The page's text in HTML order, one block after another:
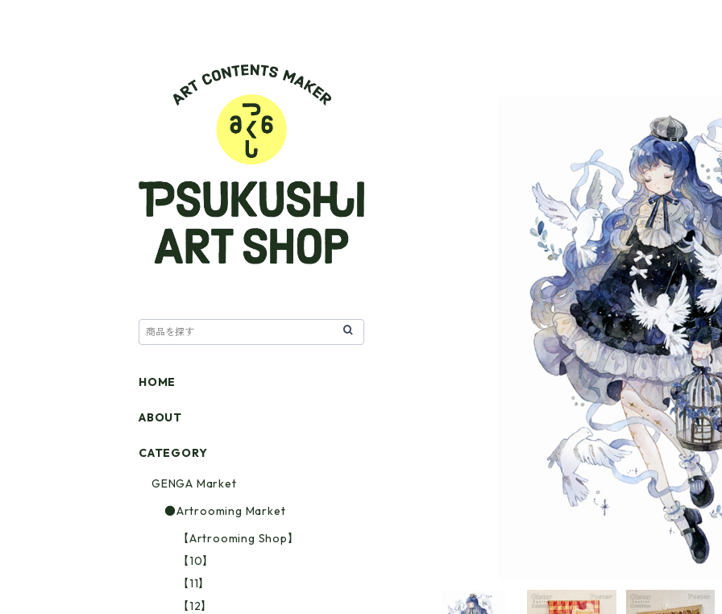
HOME
ABOUT
CATEGORY
GENGA Market
●Artrooming Market
【Artrooming Shop】
【10】
【11】
【12】